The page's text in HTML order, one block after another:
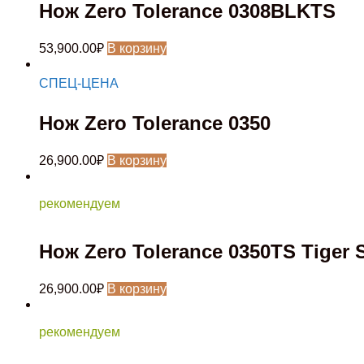
Нож Zero Tolerance 0308BLKTS
53,900.00₽ В корзину
СПЕЦ-ЦЕНА
Нож Zero Tolerance 0350
26,900.00₽ В корзину
рекомендуем
Нож Zero Tolerance 0350TS Tiger
26,900.00₽ В корзину
рекомендуем